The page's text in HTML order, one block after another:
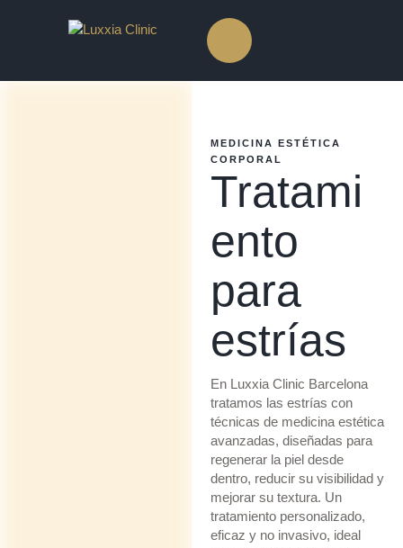
MEDICINA ESTÉTICA
CORPORAL
Tratami
ento
para
estrías
En Luxxia Clinic Barcelona
tratamos las estrías con
técnicas de medicina estética
avanzadas, diseñadas para
regenerar la piel desde
dentro, reducir su visibilidad y
mejorar su textura. Un
tratamiento personalizado,
eficaz y no invasivo, ideal